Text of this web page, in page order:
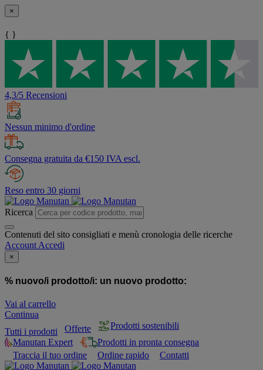
×
{ }
4,3/5 Recensioni
Nessun minimo d'ordine
Consegna gratuita da €150 IVA escl.
Reso entro 30 giorni
Ricerca
Contenuti del sito consigliati e menù cronologia delle ricerche
Account Accedi
×
% nuovo/i prodotto/i: un nuovo prodotto:
Vai al carrello
Continua
Tutti i prodotti
Offerte
Prodotti sostenibili
Manutan Expert
Prodotti in pronta consegna
Traccia il tuo ordine
Ordine rapido Contatti